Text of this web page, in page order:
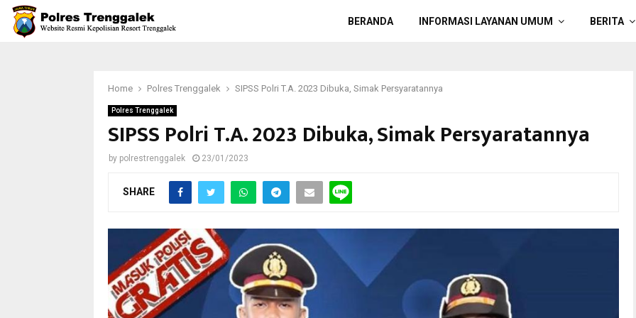
BERANDA INFORMASI LAYANAN UMUM BERITA
Home Polres Trenggalek SIPSS Polri T.A. 2023 Dibuka, Simak Persyaratannya
Polres Trenggalek
SIPSS Polri T.A. 2023 Dibuka, Simak Persyaratannya
by polrestrenggalek 23/01/2023
SHARE